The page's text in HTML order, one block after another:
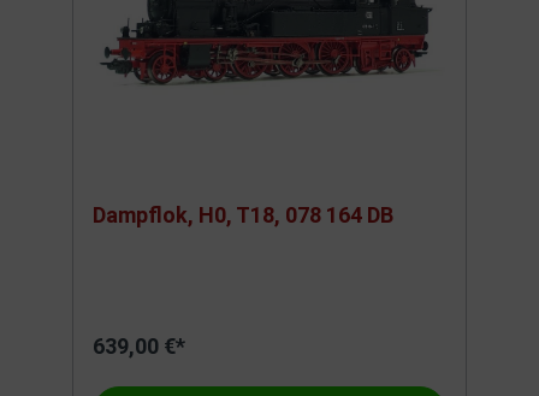
Dampflok, H0, T18, 078 164 DB
639,00 €*